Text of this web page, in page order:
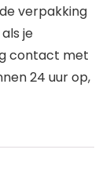
verpakking
je
contact met
24 uur op,